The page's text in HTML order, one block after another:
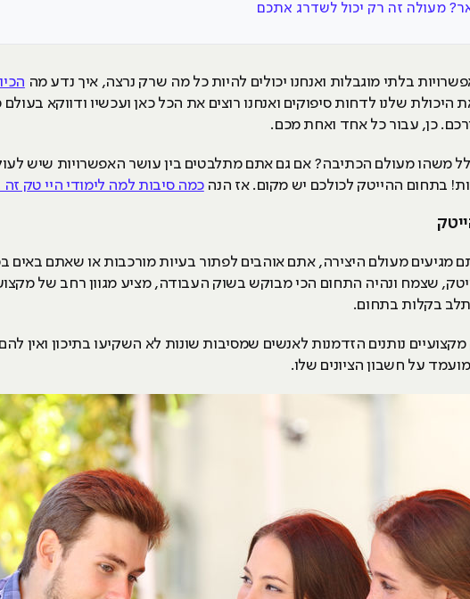
בלתי מוגבלות ואנחנו יכולים להיות כל מה שרק נרצה, איך נדע מה
היכולת שלנו לדחות סיפוקים ואנחנו רוצים את הכל כאן ועכשיו ודווקא
כן, עבור כל אחד ואחת מכם.
משהו מעולם הכתיבה? אם גם אתם מתלבטים בין עושר האפשרויות שיש
בתחום ההייטק לכולכם יש מקום. אז הנהכמה סיבות למה לימודי היי טק
מגיעים מעולם היצירה, אתם אוהבים לפתור בעיות מורכבות או שאתם באים
שצמח ונהיה התחום הכי מבוקש בשוק העבודה, מציע מגוון רחב של
בקלות בתחום.
נותנים הזדמנות לאנשים שמסיבות שונות לא השקיעו בתיכון ואין
על חשבון הציונים שלו.